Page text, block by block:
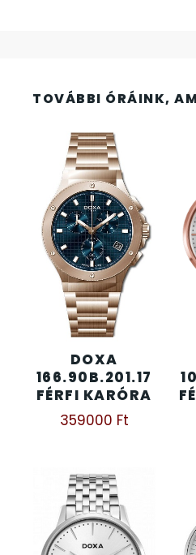
TOVÁBBI ÓRÁINK,
DOXA
166.90B.201.17
FÉRFI KARÓRA
359000 Ft
FRANCIS DELON
FREELOOK
GUESS KARÓRÁK
HÁLÓZATI ÓRÁK
HOLLÓHÁZI PORCELÁN
ICE WATCH
KANDALLÓÓRÁK
KENNETH COLE
LOTUS STYLE
MÁRKÁS KARÓRA SZÍJAK